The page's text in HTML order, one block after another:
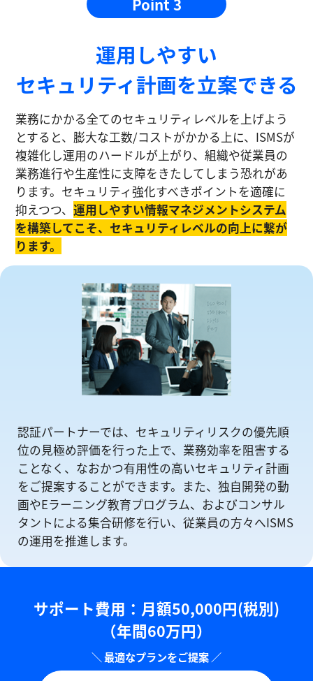
運⽤しやすい
セキュリティ計画を⽴案できる
業務にかかる全てのセキュリティレベルを上げよう
とすると、膨大な工数/コストがかかる上に、ISMSが
複雑化し運⽤のハードルが上がり、組織や従業員の
業務進⾏や生産性に⽀障をきたしてしまう恐れがあ
ります。セキュリティ強化すべきポイントを適確に
抑えつつ、運⽤しやすい情報マネジメントシステム
を構築してこそ、セキュリティレベルの向上に繋が
ります。
認証パートナーでは、セキュリティリスクの優先順
位の⾒極め評価を⾏った上で、業務効率を阻害する
ことなく、なおかつ有⽤性の⾼いセキュリティ計画
をご提案することができます。また、独自開発の動
画やEラーニング教育プログラム、およびコンサル
タントによる集合研修を⾏い、従業員の方々へISMS
の運⽤を推進します。
サポート費用：⽉額50,000円(税別)
（年間60万円）